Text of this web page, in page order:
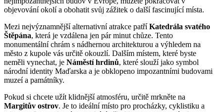
objevování okolí a obohatit svůj zážitek o další fascinující místa.
Mezi nejvýznamnější alternativní atrakce patříKatedrála svatého
Štěpána, která je vzdálena jen pár minut chůze. Tento
monumentální chrám s nádhernou architekturou a výhledem na
město z kupole vás určitě okouzlí. Dalším místem, které byste
neměli vynechat, je Náměstí hrdinů, které slouží jako symbol
národní identity Maďarska a je obklopeno impozantními budovami
muzeí a památníky.
Pokud si chcete užít klidnější atmosféru, určitě mrkněte na
Margitův ostrov. Je to ideální místo pro procházky, cyklistiku a